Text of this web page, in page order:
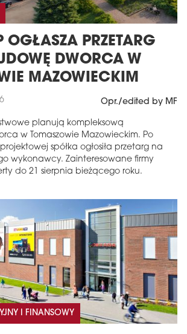
OGŁASZA PRZETARG
DWORCA W
MAZOWIECKIM
Opr./edited by MF
planują kompleksową
w Tomaszowie Mazowieckim. Po
spółka ogłosiła przetarg na
wykonawcy. Zainteresowane firmy
do 21 sierpnia bieżącego roku.
I FINANSOWY